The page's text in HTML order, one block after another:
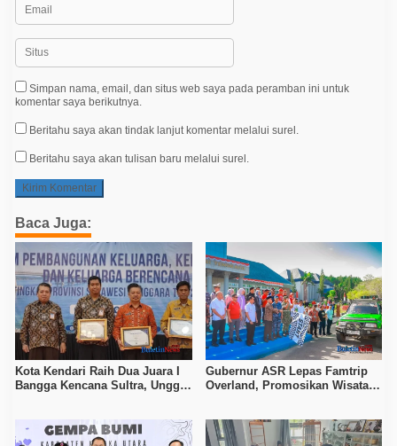
Simpan nama, email, dan situs web saya pada peramban ini untuk
komentar saya berikutnya.
Beritahu saya akan tindak lanjut komentar melalui surel.
Beritahu saya akan tulisan baru melalui surel.
Baca Juga:
Kota Kendari Raih Dua Juara I
Bangga Kencana Sultra, Unggul
Gubernur ASR Lepas Famtrip
Overland, Promosikan Wisata